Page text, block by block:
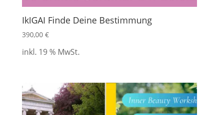
IkIGAI Finde Deine Bestimmung
390,00 €
inkl. 19 % MwSt.